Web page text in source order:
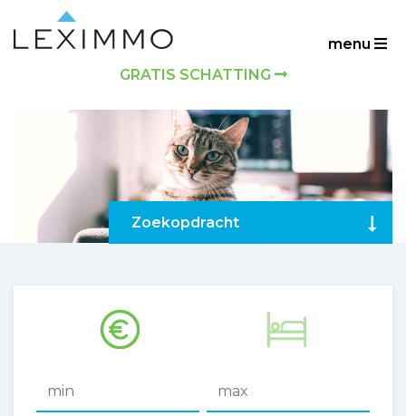
menu
GRATIS SCHATTING
Zoekopdracht